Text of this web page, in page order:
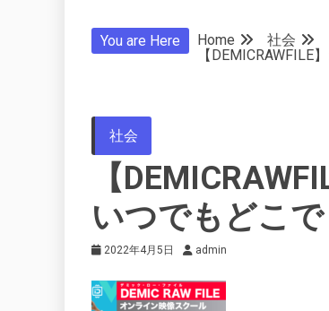
You are Here Home
社会
【
社会
【
いつでもどこ
2022年4月5日 admin